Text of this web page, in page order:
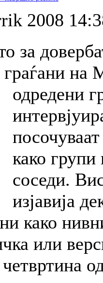
2008
за
на
одредени
како групи
соседи.
изјавија
како
или